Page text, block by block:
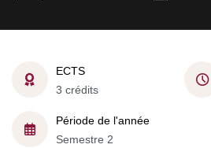
ECTS
3 crédits
Période de l'année
Semestre 2